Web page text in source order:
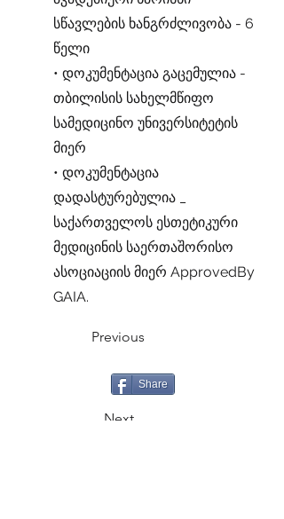
სწავლების ხანგრძლივობა - 6
წელი
• დოკუმენტაცია გაცემულია -
თბილისის სახელმწიფო
სამედიცინო უნივერსიტეტის
მიერ
• დოკუმენტაცია
დადასტურებულია _
საქართველოს ესთეტიკური
მედიცინის საერთაშორისო
ასოციაციის მიერ ApprovedBy
GAIA.
Previous
Share
Next